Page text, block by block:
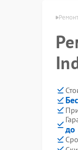
до